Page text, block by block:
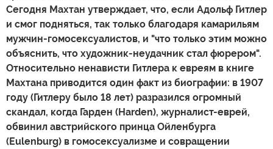
Сегодня Махтан утверждает, что, если Адольф Гитлер
и смог подняться, так только благодаря камарильям
мужчин-гомосексуалистов, и "что только этим можно
объяснить, что художник-неудачник стал фюрером".
Относительно ненависти Гитлера к евреям в книге
Махтана приводится один факт из биографии: в 1907
году (Гитлеру было 18 лет) разразился огромный
скандал, когда Гарден (Harden), журналист-еврей,
обвинил австрийского принца Ойленбурга
(Eulenburg) в гомосексуализме и совращении